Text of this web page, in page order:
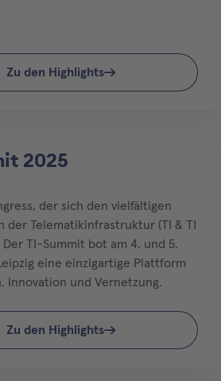
Zu den Highlights
2025
der sich den vielfältigen
der Telematikinfrastruktur (TI & TI
TI-Summit bot am 4. und 5.
eine einzigartige Plattform
Innovation und Vernetzung.
Zu den Highlights